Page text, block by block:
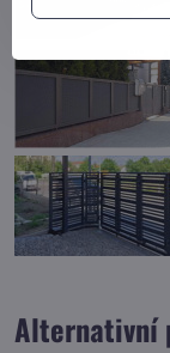
Alternativní